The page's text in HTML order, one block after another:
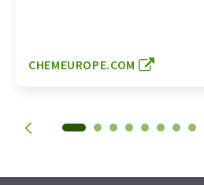
CHEMEUROPE.COM